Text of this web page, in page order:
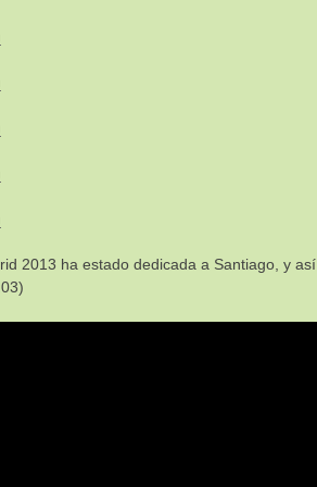
2013 ha estado dedicada a Santiago, y así